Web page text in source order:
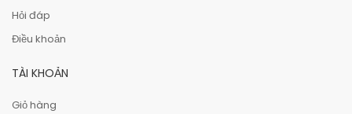
Hỏi đáp
Điều khoản
TÀI KHOẢN
Giỏ hàng